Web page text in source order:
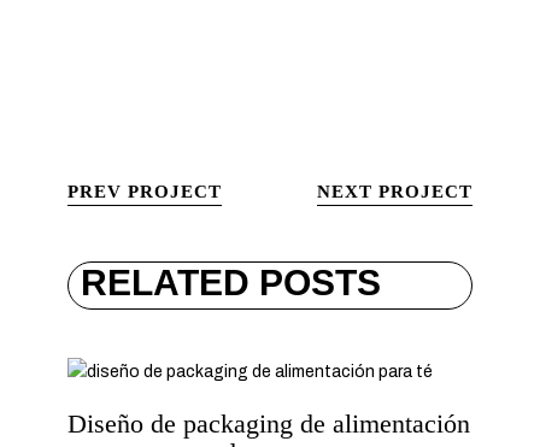
PREV PROJECT NEXT PROJECT
RELATED POSTS
Diseño de packaging de alimentación